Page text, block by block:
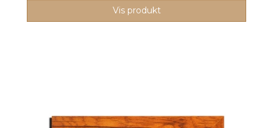
Vis produkt